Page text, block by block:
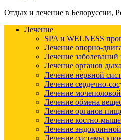
Отдых и лечение в Белоруссии,
Лечение
SPA и WELNESS
Лечение опорно-
Лечение заболеваний
Лечение органов
Лечение нервной
Лечение сердечно-
Лечение
Лечение обмена
Лечение органов
Лечение костно-
Лечение
Лечение системы